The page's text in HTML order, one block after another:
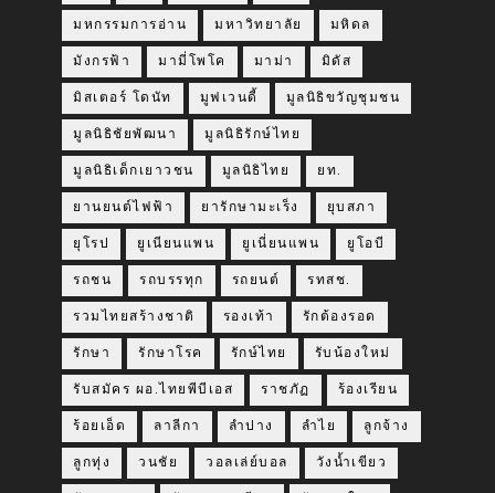
มหกรรมการอ่าน มหาวิทยาลัย มหิดล
มังกรฟ้า มามี่โพโค มาม่า มิดัส
มิสเตอร์ โดนัท มูฟเวนดี้ มูลนิธิขวัญชุมชน
มูลนิธิชัยพัฒนา มูลนิธิรักษ์ไทย
มูลนิธิเด็กเยาวชน มูลนิธิไทย ยท.
ยานยนต์ไฟฟ้า ยารักษามะเร็ง ยุบสภา
ยุโรป ยูเนียนแพน ยูเนี่ยนแพน ยูโอบี
รถชน รถบรรทุก รถยนต์ รทสช.
รวมไทยสร้างชาติ รองเท้า รักต้องรอด
รักษา รักษาโรค รักษ์ไทย รับน้องใหม่
รับสมัคร ผอ.ไทยพีบีเอส ราชภัฏ ร้องเรียน
ร้อยเอ็ด ลาลีกา ลำปาง ลำไย ลูกจ้าง
ลูกทุ่ง วนชัย วอลเล่ย์บอล วังน้ำเขียว